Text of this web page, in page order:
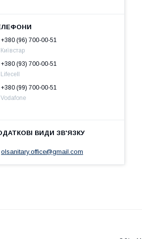
+380 (96) 700-00-51
Київстар
+380 (93) 700-00-51
Lifecell
+380 (99) 700-00-51
Vodafone
olsanitary.office@gmail.com